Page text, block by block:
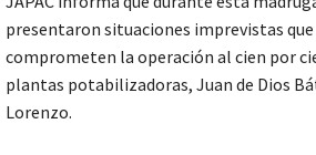
presentaron situaciones imprevistas que
comprometen la operación al cien por
plantas potabilizadoras, Juan de Dios
Lorenzo.